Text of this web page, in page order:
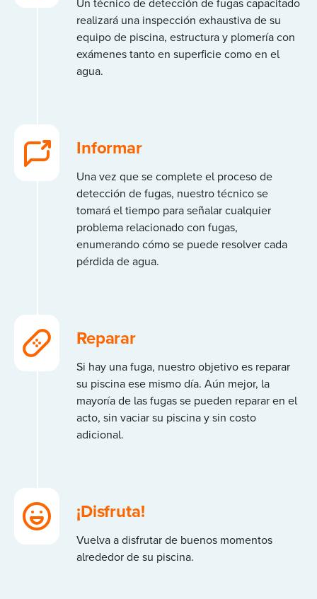
realizará una inspección exhaustiva de su
equipo de piscina, estructura y plomería con
exámenes tanto en superficie como en el
agua.
Informar
Una vez que se complete el proceso de
detección de fugas, nuestro técnico se
tomará el tiempo para señalar cualquier
problema relacionado con fugas,
enumerando cómo se puede resolver cada
pérdida de agua.
Reparar
Si hay una fuga, nuestro objetivo es reparar
su piscina ese mismo día. Aún mejor, la
mayoría de las fugas se pueden reparar en el
acto, sin vaciar su piscina y sin costo
adicional.
¡Disfruta!
Vuelva a disfrutar de buenos momentos
alrededor de su piscina.